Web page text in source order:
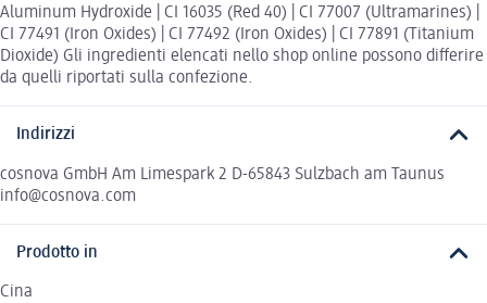
Aluminum Hydroxide | CI 16035 (Red 40) | CI 77007 (Ultramarines) |
CI 77491 (Iron Oxides) | CI 77492 (Iron Oxides) | CI 77891 (Titanium
Dioxide) Gli ingredienti elencati nello shop online possono differire
da quelli riportati sulla confezione.
Indirizzi
cosnova GmbH Am Limespark 2 D-65843 Sulzbach am Taunus
info@cosnova.com
Prodotto in
Cina